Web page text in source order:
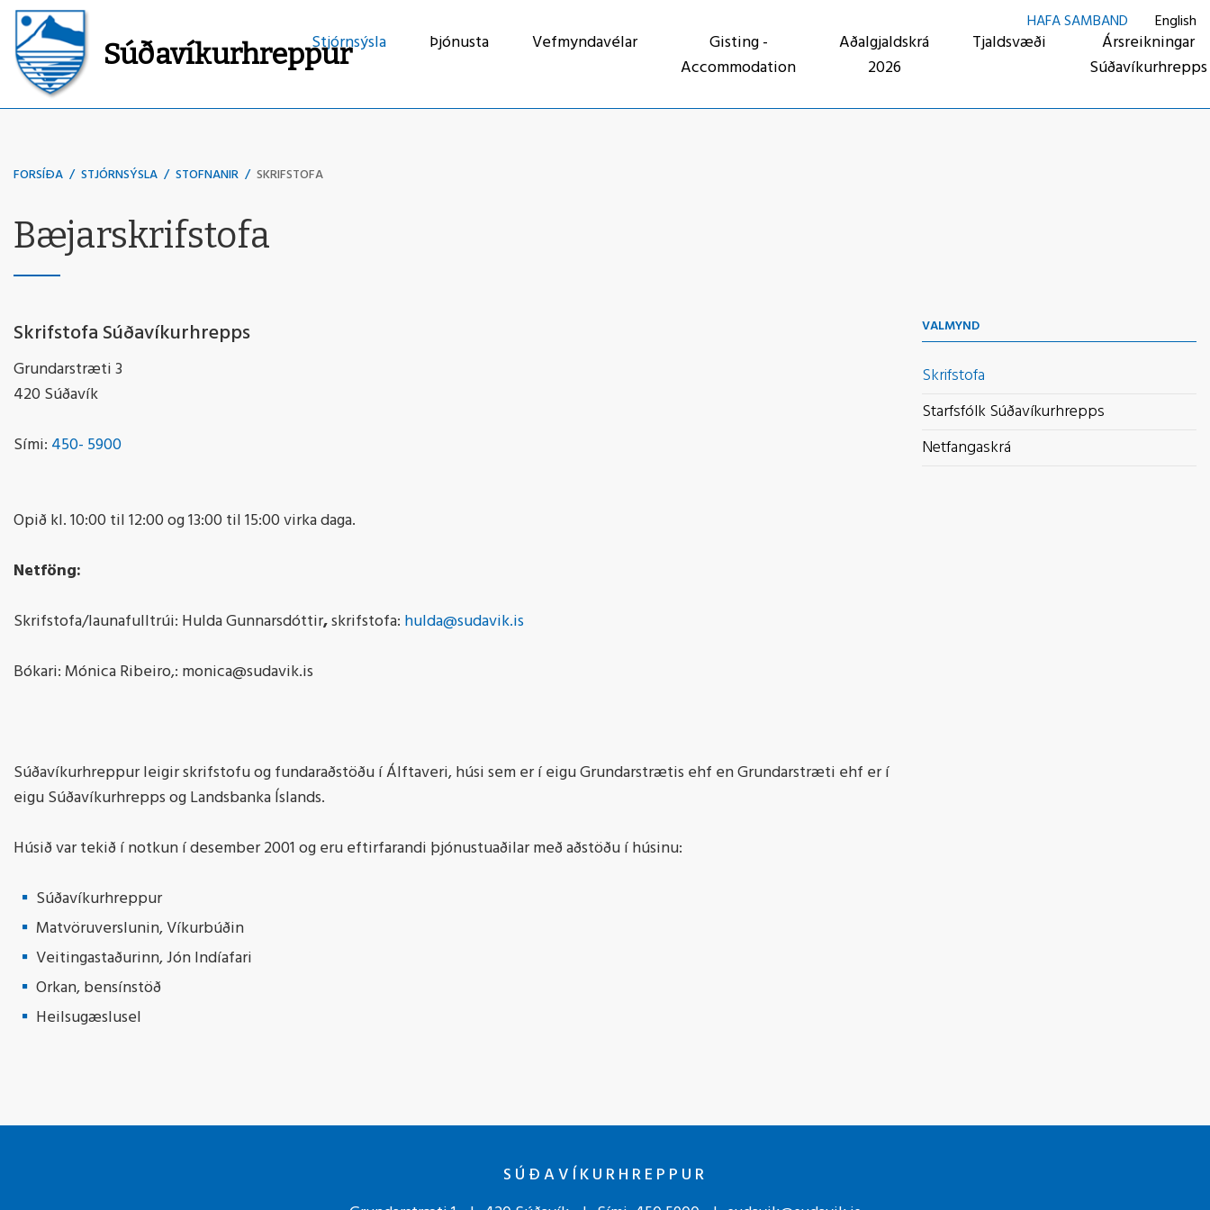
Súðavíkurhreppur
Stjórnsýsla Þjónusta Vefmyndavélar
Gisting -
Accommodation
Aðalgjaldskrá
2026
Tjaldsvæði
Ársreikningar
Súðavíkurhrepps
Leita
HAFA SAMBAND English
FORSÍÐA / STJÓRNSÝSLA / STOFNANIR / SKRIFSTOFA
Bæjarskrifstofa
Skrifstofa Súðavíkurhrepps
Grundarstræti 3
420 Súðavík
Sími: 450- 5900
Opið kl. 10:00 til 12:00 og 13:00 til 15:00 virka daga.
Netföng:
Skrifstofa/launafulltrúi: Hulda Gunnarsdóttir,skrifstofa: hulda@sudavik.is
Bókari: Mónica Ribeiro,: monica@sudavik.is
Súðavíkurhreppur leigir skrifstofu og fundaraðstöðu í Álftaveri, húsi sem er í eigu Grundarstrætis ehf en Grundarstræti ehf er í
eigu Súðavíkurhrepps og Landsbanka Íslands.
Húsið var tekið í notkun í desember 2001 og eru eftirfarandi þjónustuaðilar með aðstöðu í húsinu:
Súðavíkurhreppur
Matvöruverslunin, Víkurbúðin
Veitingastaðurinn, Jón Indíafari
Orkan, bensínstöð
Heilsugæslusel
VALMYND
Skrifstofa
Starfsfólk Súðavíkurhrepps
Netfangaskrá
SÚÐAVÍKURHREPPUR